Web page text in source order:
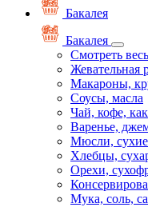
Бакалея
Бакалея
Смотреть
Жевательная
Макароны,
Соусы, масла
Чай, кофе,
Варенье,
Мюсли, сухие
Хлебцы,
Орехи,
Мука, соль,